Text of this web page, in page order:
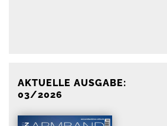
AKTUELLE AUSGABE:
03/2026